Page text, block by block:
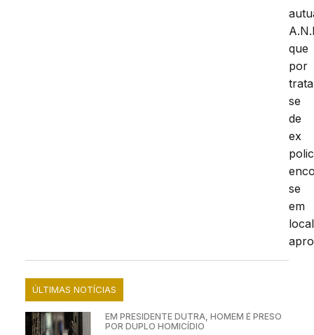
que
por
se
de
ex
se
em
local
ÚLTIMAS NOTÍCIAS
EM PRESIDENTE DUTRA, HOMEM É PRESO
POR DUPLO HOMICÍDIO